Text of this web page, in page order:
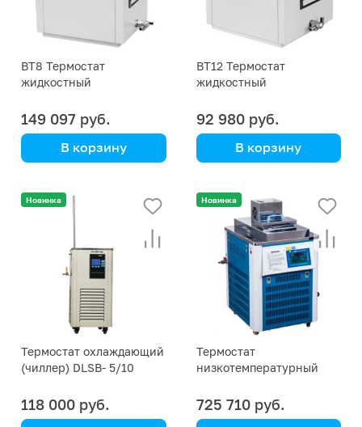
ВТ8 Термостат
жидкостный
149 097 руб.
В корзину
ВТ12 Термостат
жидкостный
92 980 руб.
В корзину
Новинка
Термостат охлаждающий
(чиллер) DLSB- 5/10
118 000 руб.
Новинка
Термостат
низкотемпературный
4010GD, -40... +200 °С
725 710 руб.